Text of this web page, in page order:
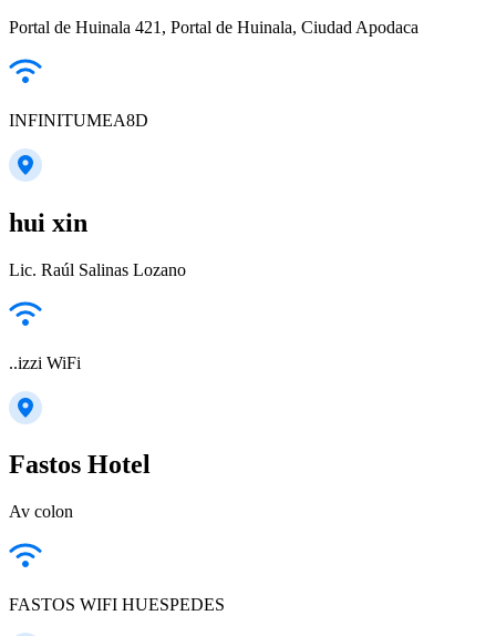
Portal de Huinala 421, Portal de Huinala, Ciudad Apodaca
INFINITUMEA8D
hui xin
Lic. Raúl Salinas Lozano
..izzi WiFi
Fastos Hotel
Av colon
FASTOS WIFI HUESPEDES